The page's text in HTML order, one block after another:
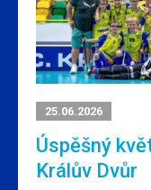
25.06.2026
Úspěšný
Králův Dvůr